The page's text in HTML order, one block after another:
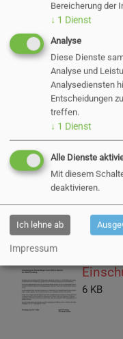
Aktuelle
2025 im
Stadt
07.11.2024
6 KB
Bereicherung der
↓ 1 Dienst
Analyse
Diese Dienste
Analyse und
Analysediensten
Entscheidungen
treffen.
↓ 1 Dienst
Alle Dienste
Mit diesem
deaktivieren.
Ich lehne ab
Impressum